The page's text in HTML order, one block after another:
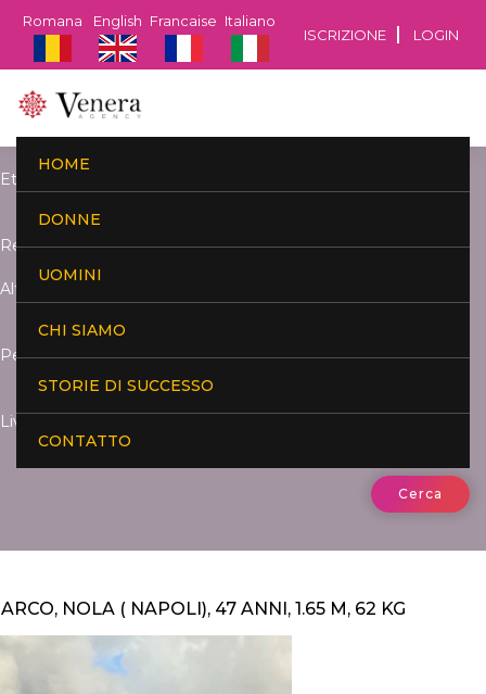
ISCRIZIONE LOGIN
Italiano
Francaise
English
Romana
HOME
DONNE
UOMINI
CHI SIAMO
STORIE DI SUCCESSO
CONTATTO
Età:
Residenza:
Altezza:
Peso:
Livello di studi:
Cerca
NOLA ( NAPOLI), 47 ANNI, 1.65 M, 62 KG